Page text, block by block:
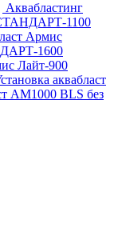
Аквабластинг
1100
Армис
1600
Лайт-900
аквабласт
AM1000 BLS без